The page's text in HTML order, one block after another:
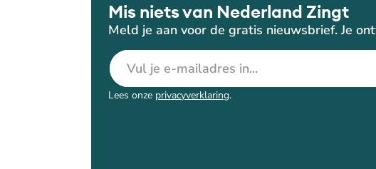
Mis niets van Nederland Zingt
Meld je aan voor de gratis nieuwsbrief. Je
E-mailadres
Lees onze privacyverklaring.